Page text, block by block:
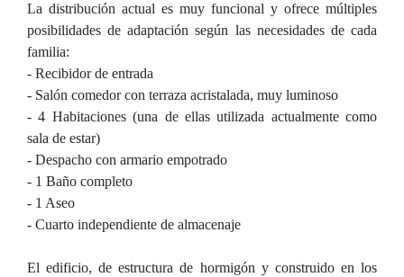
La distribución actual es muy funcional y ofrece múltiples
posibilidades de adaptación según las necesidades de cada
familia:
- Recibidor de entrada
- Salón comedor con terraza acristalada, muy luminoso
- 4 Habitaciones (una de ellas utilizada actualmente como
sala de estar)
- Despacho con armario empotrado
- 1 Baño completo
- 1 Aseo
- Cuarto independiente de almacenaje
El edificio, de estructura de hormigón y construido en los